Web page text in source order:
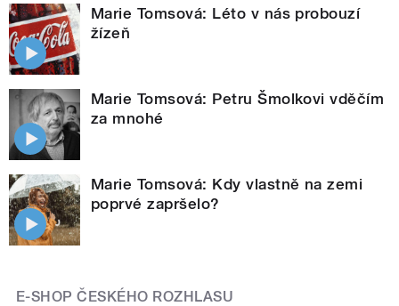
Marie Tomsová: Léto v nás probouzí
žízeň
Marie Tomsová: Petru Šmolkovi vděčím
za mnohé
Marie Tomsová: Kdy vlastně na zemi
poprvé zapršelo?
E-SHOP ČESKÉHO ROZHLASU